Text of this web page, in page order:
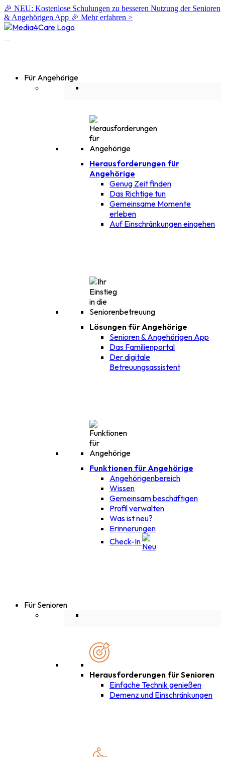
🎉 NEU: Kostenlose Schulungen zu besseren Nutzung der Senioren
& Angehörigen App 🎉 Mehr erfahren >
Für Angehörige
Herausforderungen für
Angehörige
Genug Zeit finden
Das Richtige tun
Gemeinsame Momente
erleben
Auf Einschränkungen eingehen
Lösungen für Angehörige
Senioren & Angehörigen App
Das Familienportal
Der digitale
Betreuungsassistent
Funktionen für Angehörige
Angehörigenbereich
Wissen
Gemeinsam beschäftigen
Profil verwalten
Was ist neu?
Erinnerungen
Check-In
Für Senioren
Herausforderungen für Senioren
Einfache Technik genießen
Demenz und Einschränkungen